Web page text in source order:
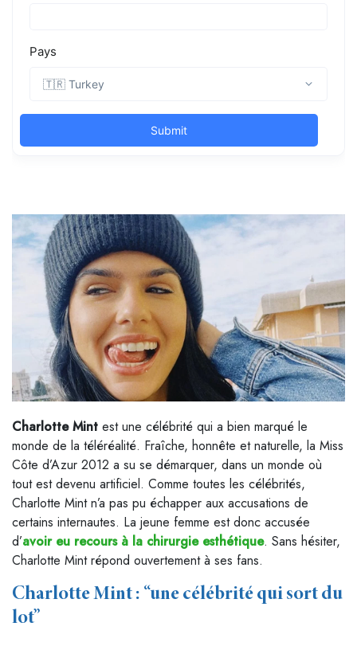
Charlotte Mint est une célébrité qui a bien marqué le
monde de la téléréalité. Fraîche, honnête et naturelle, la Miss
Côte d’Azur 2012 a su se démarquer, dans un monde où
tout est devenu artificiel. Comme toutes les célébrités,
Charlotte Mint n’a pas pu échapper aux accusations de
certains internautes. La jeune femme est donc accusée
d’avoir eu recours à la chirurgie esthétique. Sans hésiter,
Charlotte Mint répond ouvertement à ses fans.
Charlotte Mint : “une célébrité qui sort du
lot”